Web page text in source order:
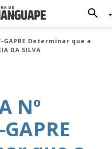
GAPRE Determinar que a
DA SILVA
Nº